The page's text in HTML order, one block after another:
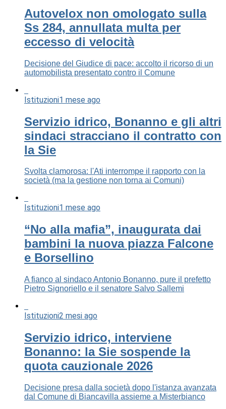
Autovelox non omologato sulla
Ss 284, annullata multa per
eccesso di velocità
Decisione del Giudice di pace: accolto il ricorso di un
automobilista presentato contro il Comune
Istituzioni1 mese ago
Servizio idrico, Bonanno e gli altri
sindaci stracciano il contratto con
la Sie
Svolta clamorosa: l'Ati interrompe il rapporto con la
società (ma la gestione non torna ai Comuni)
Istituzioni1 mese ago
“No alla mafia”, inaugurata dai
bambini la nuova piazza Falcone
e Borsellino
A fianco al sindaco Antonio Bonanno, pure il prefetto
Pietro Signoriello e il senatore Salvo Sallemi
Istituzioni2 mesi ago
Servizio idrico, interviene
Bonanno: la Sie sospende la
quota cauzionale 2026
Decisione presa dalla società dopo l'istanza avanzata
dal Comune di Biancavilla assieme a Misterbianco